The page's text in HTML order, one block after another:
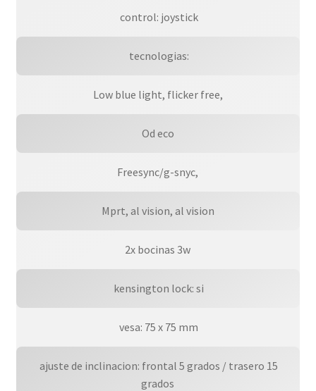
 control: joystick
 tecnologias:
Low blue light, flicker free,
Od eco
Freesync/g-snyc,
Mprt, al vision, al vision
2x bocinas 3w
 kensington lock: si
 vesa: 75 x 75 mm
 ajuste de inclinacion: frontal 5 grados / trasero 15
grados